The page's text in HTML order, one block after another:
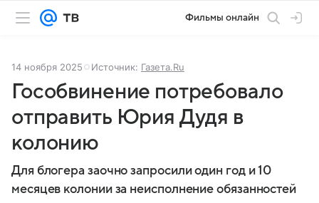
Фильмы онлайн
14 ноября 2025 Источник: Газета.Ru
Гособвинение потребовало
отправить Юрия Дудя в
колонию
Для блогера заочно запросили один год и 10
месяцев колонии за неисполнение обязанностей